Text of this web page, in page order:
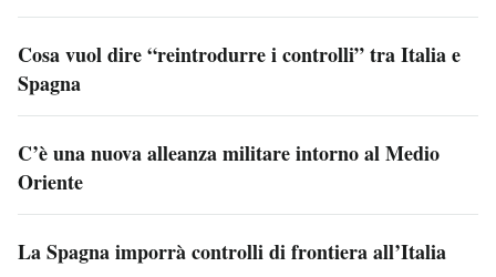
Cosa vuol dire “reintrodurre i controlli” tra Italia e
Spagna
C’è una nuova alleanza militare intorno al Medio
Oriente
La Spagna imporrà controlli di frontiera all’Italia